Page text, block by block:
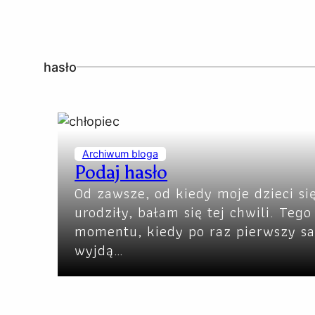
hasło
Archiwum bloga
Podaj hasło
Od zawsze, od kiedy moje dzieci
urodziły, bałam się tej chwili. Tego
momentu, kiedy po raz pierwszy
wyjdą…